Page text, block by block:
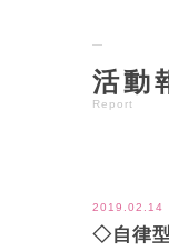
活動
Report
2019.02.14
◇自律